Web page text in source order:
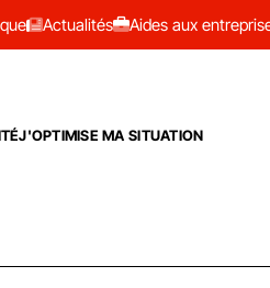
Actualités Aides aux
J'OPTIMISE MA SITUATION